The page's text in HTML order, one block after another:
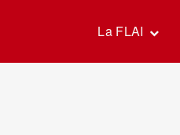
La FLAI